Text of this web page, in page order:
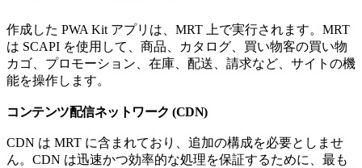
作成した PWA Kit アプリは、MRT 上で実行されます。MRT
は SCAPI を使用して、商品、カタログ、買い物客の買い物
カゴ、プロモーション、在庫、配送、請求など、サイトの機
能を操作します。
コンテンツ配信ネットワーク (CDN)
CDN は MRT に含まれており、追加の構成を必要としませ
ん。CDN は迅速かつ効率的な処理を保証するために、最も